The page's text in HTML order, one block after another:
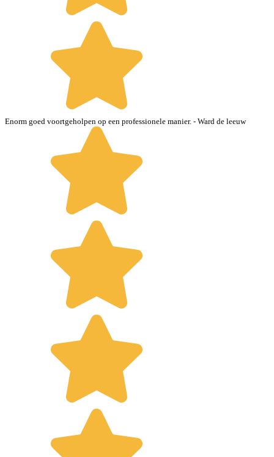
Enorm goed voortgeholpen op een professionele manier. - Ward de leeuw